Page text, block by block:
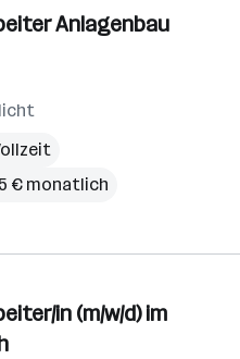
Anlagenbau
€ monatlich
in (m/w/d) im